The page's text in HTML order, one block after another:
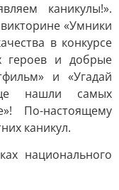
каникулы!».
«Умники
в конкурсе
героев и добрые
и «Угадай
нашли самых
По-настоящему
каникул.
национального